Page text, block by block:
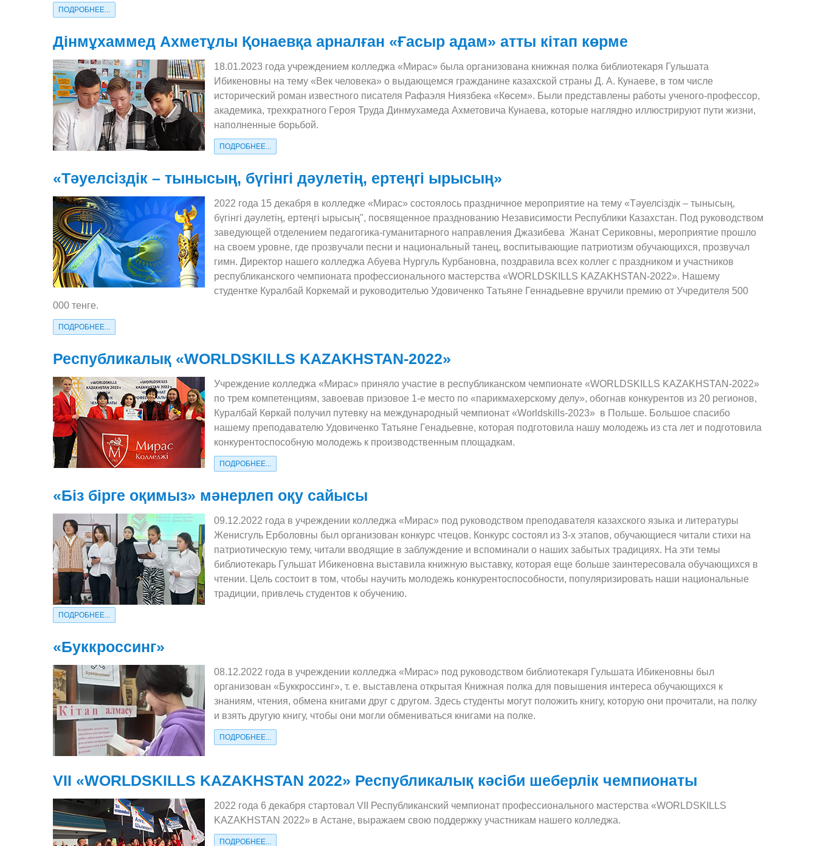
ПОДРОБНЕЕ...
Дінмұхаммед Ахметұлы Қонаевқа арналған «Ғасыр адам» атты кітап көрме
18.01.2023 года учреждением колледжа «Мирас» была организована книжная полка библиотекаря Гульшата
Ибикеновны на тему «Век человека» о выдающемся гражданине казахской страны Д. А. Кунаеве, в том числе
исторический роман известного писателя Рафаэля Ниязбека «Көсем». Были представлены работы ученого-профессор,
академика, трехкратного Героя Труда Динмухамеда Ахметовича Кунаева, которые наглядно иллюстрируют пути жизни,
наполненные борьбой.
ПОДРОБНЕЕ...
«Тәуелсіздік – тынысың, бүгінгі дәулетің, ертеңгі ырысың»
2022 года 15 декабря в колледже «Мирас» состоялось праздничное мероприятие на тему «Тәуелсіздік – тынысың,
бүгінгі дәулетің, ертеңгі ырысың", посвященное празднованию Независимости Республики Казахстан. Под руководством
заведующей отделением педагогика-гуманитарного направления Джазибева Жанат Сериковны, мероприятие прошло
на своем уровне, где прозвучали песни и национальный танец, воспитывающие патриотизм обучающихся, прозвучал
гимн. Директор нашего колледжа Абуева Нургуль Курбановна, поздравила всех коллег с праздником и участников
республиканского чемпионата профессионального мастерства «WORLDSKILLS KAZAKHSTAN-2022». Нашему
студентке Куралбай Коркемай и руководителью Удовиченко Татьяне Геннадьевне вручили премию от Учредителя 500
000 тенге.
ПОДРОБНЕЕ...
Республикалық «WORLDSKILLS KAZAKHSTAN-2022»
Учреждение колледжа «Мирас» приняло участие в республиканском чемпионате «WORLDSKILLS KAZAKHSTAN-2022»
по трем компетенциям, завоевав призовое 1-е место по «парикмахерскому делу», обогнав конкурентов из 20 регионов,
Куралбай Көркай получил путевку на международный чемпионат «Worldskills-2023» в Польше. Большое спасибо
нашему преподавателю Удовиченко Татьяне Генадьевне, которая подготовила нашу молодежь из ста лет и подготовила
конкурентоспособную молодежь к производственным площадкам.
ПОДРОБНЕЕ...
«Біз бірге оқимыз» мәнерлеп оқу сайысы
09.12.2022 года в учреждении колледжа «Мирас» под руководством преподавателя казахского языка и литературы
Женисгуль Ерболовны был организован конкурс чтецов. Конкурс состоял из 3-х этапов, обучающиеся читали стихи на
патриотическую тему, читали вводящие в заблуждение и вспоминали о наших забытых традициях. На эти темы
библиотекарь Гульшат Ибикеновна выставила книжную выставку, которая еще больше заинтересовала обучающихся в
чтении. Цель состоит в том, чтобы научить молодежь конкурентоспособности, популяризировать наши национальные
традиции, привлечь студентов к обучению.
ПОДРОБНЕЕ...
«Буккроссинг»
08.12.2022 года в учреждении колледжа «Мирас» под руководством библиотекаря Гульшата Ибикеновны был
организован «Буккроссинг», т. е. выставлена открытая Книжная полка для повышения интереса обучающихся к
знаниям, чтения, обмена книгами друг с другом. Здесь студенты могут положить книгу, которую они прочитали, на полку
и взять другую книгу, чтобы они могли обмениваться книгами на полке.
ПОДРОБНЕЕ...
VІІ «WORLDSKILLS KAZAKHSTAN 2022» Республикалық кәсіби шеберлік чемпионаты
2022 года 6 декабря стартовал VІІ Республиканский чемпионат профессионального мастерства «WORLDSKILLS
KAZAKHSTAN 2022» в Астане, выражаем свою поддержку участникам нашего колледжа.
ПОДРОБНЕЕ...